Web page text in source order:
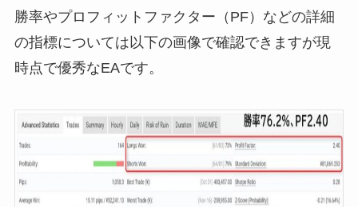
勝率やプロフィットファクター（PF）などの詳細
の指標については以下の画像で確認できますが現
時点で優秀なEAです。